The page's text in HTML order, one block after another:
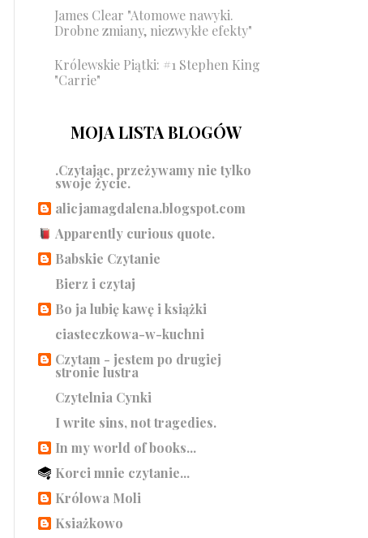
James Clear "Atomowe nawyki.
Drobne zmiany, niezwykłe efekty"
Królewskie Piątki: #1 Stephen King
"Carrie"
MOJA LISTA BLOGÓW
.Czytając, przeżywamy nie tylko
swoje życie.
alicjamagdalena.blogspot.com
Apparently curious quote.
Babskie Czytanie
Bierz i czytaj
Bo ja lubię kawę i książki
ciasteczkowa-w-kuchni
Czytam - jestem po drugiej
stronie lustra
Czytelnia Cynki
I write sins, not tragedies.
In my world of books...
Korci mnie czytanie...
Królowa Moli
Ksiażkowo